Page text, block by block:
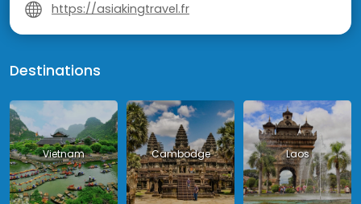
https://asiakingtravel.fr
Destinations
Vietnam Cambodge Laos